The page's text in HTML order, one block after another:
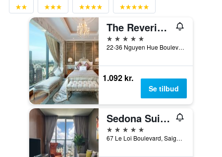
The Reverie Saigon
5 stjerner
22-36 Nguyen Hue Boulevard, Ho Chi Minh-byen, Vietnam
1.092 kr.
Se tilbud
Sedona Suites Ho Chi Minh City
5 stjerner
67 Le Loi Boulevard, Saigon Centre, District 1, Ho Chi Minh-byen, Vietnam